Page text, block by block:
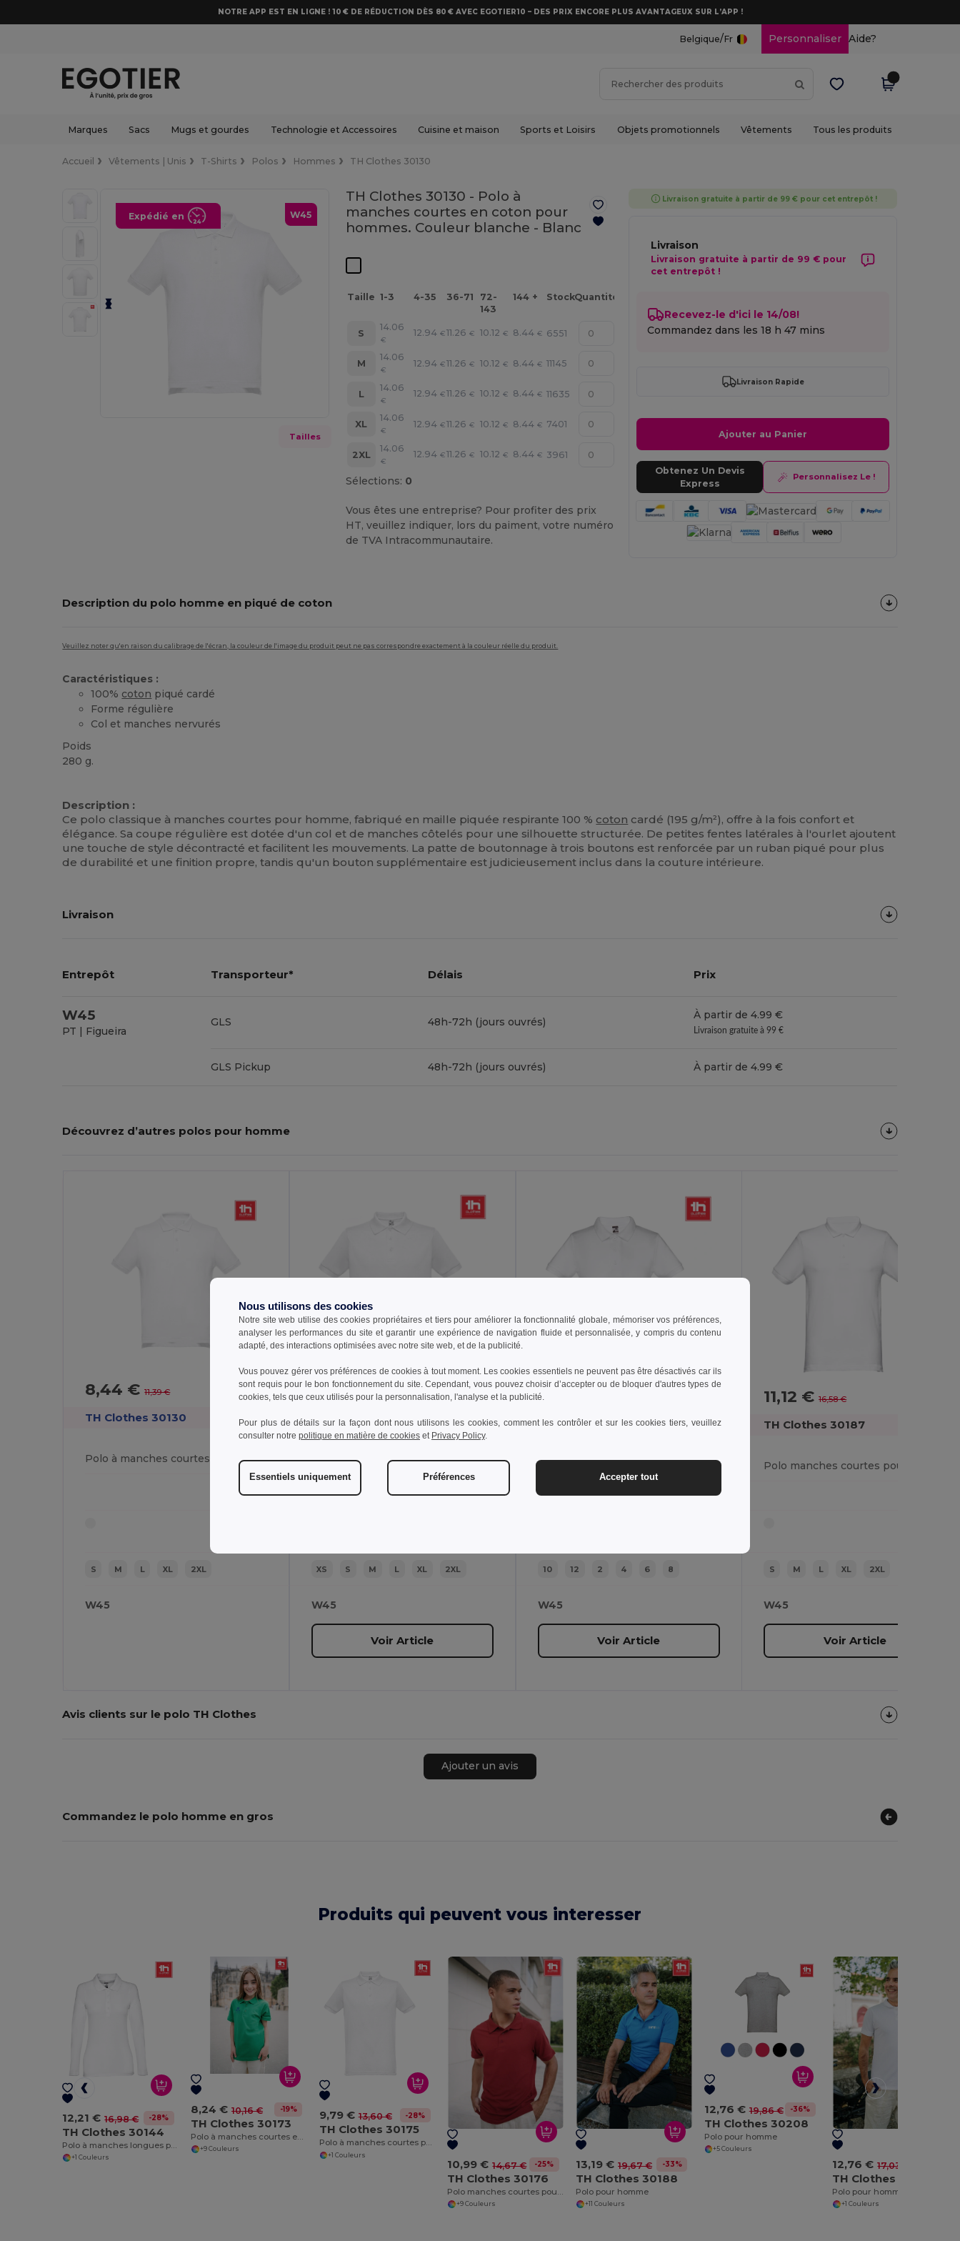
NOTRE APP EST EN LIGNE ! 10 € DE RÉDUCTION DÈS 80 € AVEC EGOTIER10 – DES PRIX ENCORE PLUS AVANTAGEUX SUR L’APP !
Belgique/Fr Personnaliser Aide?
Marques Sacs Mugs et gourdes Technologie et Accessoires Cuisine et maison Sports et Loisirs Objets promotionnels Vêtements Tous les produits
Accueil Vêtements | Unis T-Shirts Polos Hommes TH Clothes 30130
W45
Expédié en
Tailles
TH Clothes 30130 - Polo à
manches courtes en coton pour
hommes. Couleur blanche - Blanc
Taille 1-3 4-35 36-71
72-
143
144 + StockQuantité
S
14.06
€
12.94 €11.26 € 10.12 € 8.44 € 6551
M
14.06
€
12.94 €11.26 € 10.12 € 8.44 € 11145
L
14.06
€
12.94 €11.26 € 10.12 € 8.44 € 11635
XL
14.06
€
12.94 €11.26 € 10.12 € 8.44 € 7401
2XL
14.06
€
12.94 €11.26 € 10.12 € 8.44 € 3961
Sélections: 0
Vous êtes une entreprise? Pour profiter des prix
HT, veuillez indiquer, lors du paiment, votre numéro
de TVA Intracommunautaire.
Livraison gratuite à partir de 99 € pour cet entrepôt !
Livraison
Livraison gratuite à partir de 99 € pour
cet entrepôt !
Recevez-le d'ici le 14/08!
Commandez dans les18 h 47 mins
Livraison Rapide
Ajouter au Panier
Obtenez Un Devis
Express
Personnalisez Le !
Description du polo homme en piqué de coton
Veuillez noter qu'en raison du calibrage de l'écran, la couleur de l'image du produit peut ne pas correspondre exactement à la couleur réelle du produit.
Caractéristiques :
100% coton piqué cardé
Forme régulière
Col et manches nervurés
Poids
280 g.
Description :
Ce polo classique à manches courtes pour homme, fabriqué en maille piquée respirante 100 % coton cardé (195 g/m²), offre à la fois confort et
élégance. Sa coupe régulière est dotée d'un col et de manches côtelés pour une silhouette structurée. De petites fentes latérales à l'ourlet ajoutent
une touche de style décontracté et facilitent les mouvements. La patte de boutonnage à trois boutons est renforcée par un ruban piqué pour plus
de durabilité et une finition propre, tandis qu'un bouton supplémentaire est judicieusement inclus dans la couture intérieure.
Livraison
Entrepôt Transporteur* Délais Prix
W45
PT | Figueira
GLS 48h-72h (jours ouvrés)
À partir de 4.99 €
Livraison gratuite à 99 €
GLS Pickup 48h-72h (jours ouvrés) À partir de 4.99 €
Découvrez d’autres polos pour homme
Personnalisez-
8,44 €11,39 € -26%
TH Clothes 30130
Polo à manches courtes en coton pour hommes. Couleur blanche
S M L XL 2XL
W45
9,79 €13,60 € -28%
TH Clothes 30175
XS S M L XL 2XL
W45
Voir Article
7,95 €
TH Clothes 30172
10 12 2 4 6 8
W45
Voir Article
11,12 €16,58 €
TH Clothes 30187
S M L XL 2XL
W45
Voir Article
Avis clients sur le polo TH Clothes
Ajouter un avis
Commandez le polo homme en gros
Produits qui peuvent vous interesser
12,21 € 16,98 € -28%
TH Clothes 30144
Polo à manches longues pour femmes en coton cardé
+1 Couleurs
8,24 € 10,16 € -19%
TH Clothes 30173
+9 Couleurs
9,79 € 13,60 € -28%
TH Clothes 30175
Polo à manches courtes pour homme. Couleur blanche
+1 Couleurs
10,99 € 14,67 € -25%
TH Clothes 30176
+9 Couleurs
13,19 € 19,67 € -33%
TH Clothes 30188
Polo pour homme
+11 Couleurs
12,76 € 19,86 € -36%
TH Clothes 30208
Polo pour homme
+5 Couleurs
12,76 € 17,03 €
TH Clothes 30209
Polo pour homme
+1 Couleurs
Nous utilisons des cookies
Notre site web utilise des cookies propriétaires et tiers pour améliorer la fonctionnalité globale, mémoriser vos préférences,
analyser les performances du site et garantir une expérience de navigation fluide et personnalisée, y compris du contenu
adapté, des interactions optimisées avec notre site web, et de la publicité.
Vous pouvez gérer vos préférences de cookies à tout moment. Les cookies essentiels ne peuvent pas être désactivés car ils
sont requis pour le bon fonctionnement du site. Cependant, vous pouvez choisir d’accepter ou de bloquer d'autres types de
cookies, tels que ceux utilisés pour la personnalisation, l'analyse et la publicité.
Pour plus de détails sur la façon dont nous utilisons les cookies, comment les contrôler et sur les cookies tiers, veuillez
consulter notre politique en matière de cookies et Privacy Policy.
Essentiels uniquement Préférences Accepter tout